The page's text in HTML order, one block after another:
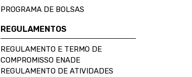
PROGRAMA DE BOLSAS
REGULAMENTOS
REGULAMENTO E TERMO DE
COMPROMISSO ENADE
REGULAMENTO DE ATIVIDADES